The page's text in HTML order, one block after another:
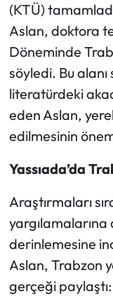
(KTÜ)
Aslan, doktora
Döneminde
söyledi. Bu
literatürdeki
eden Aslan,
edilmesinin
Yassıada’da
Araştırmaları
derinlemesine
Aslan, Trabzon
gerçeği paylaştı: